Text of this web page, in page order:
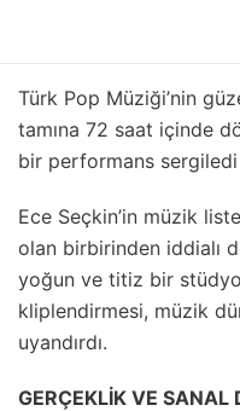
Türk Pop Müziği’nin
tamına 72 saat içinde
bir performans sergiledi
Ece Seçkin’in müzik
olan birbirinden iddialı
yoğun ve titiz bir
kliplendirmesi, müzik
uyandırdı.
GERÇEKLİK VE SANAL